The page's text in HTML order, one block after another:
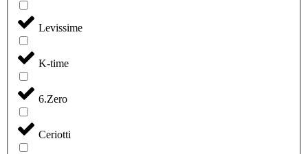
Levissime
K-time
6.Zero
Ceriotti